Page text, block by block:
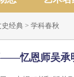
史经典 > 学科春秋
——忆恩师吴承